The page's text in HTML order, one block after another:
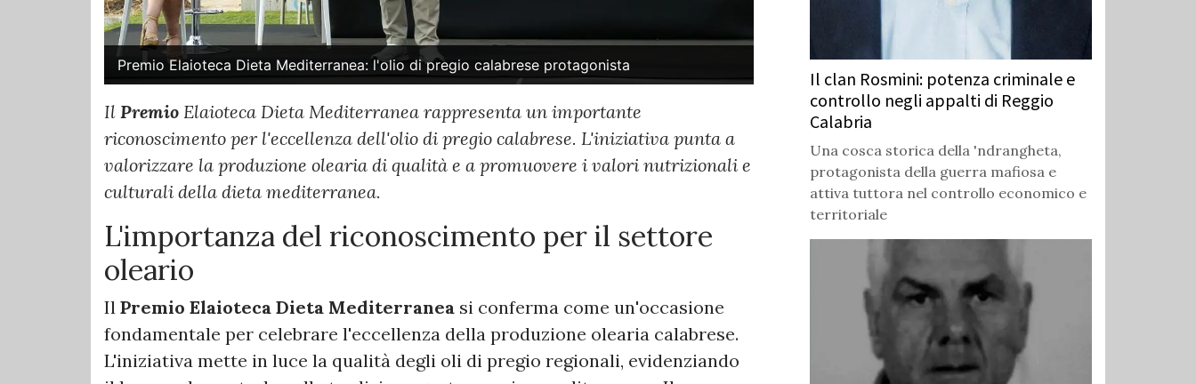
Premio Elaioteca Dieta Mediterranea: l'olio di pregio calabrese protagonista
Il Premio Elaioteca Dieta Mediterranea rappresenta un importante
riconoscimento per l'eccellenza dell'olio di pregio calabrese. L'iniziativa punta a
valorizzare la produzione olearia di qualità e a promuovere i valori nutrizionali e
culturali della dieta mediterranea.
L'importanza del riconoscimento per il settore
oleario
Il Premio Elaioteca Dieta Mediterranea si conferma come un'occasione
fondamentale per celebrare l'eccellenza della produzione olearia calabrese.
L'iniziativa mette in luce la qualità degli oli di pregio regionali, evidenziando
Il clan Rosmini: potenza criminale e
controllo negli appalti di Reggio
Calabria
Una cosca storica della 'ndrangheta,
protagonista della guerra mafiosa e
attiva tuttora nel controllo economico e
territoriale